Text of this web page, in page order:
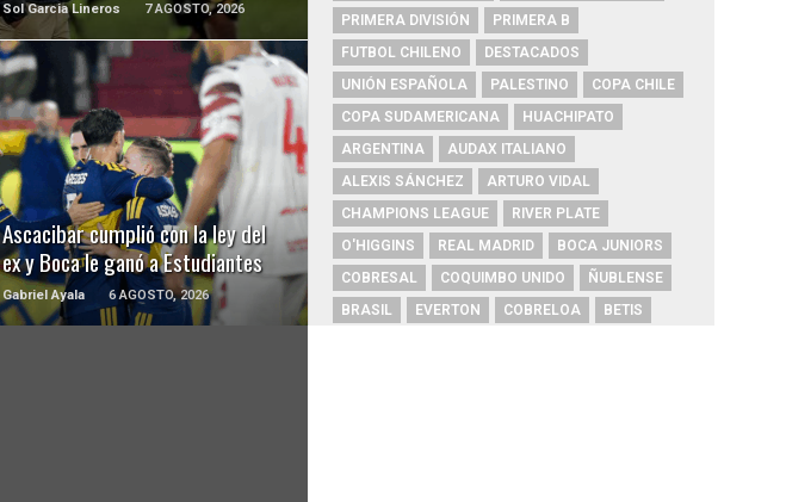
Sol Garcia Lineros 7 AGOSTO, 2026
Ascacibar cumplió con la ley del
ex y Boca le ganó a Estudiantes
Gabriel Ayala 6 AGOSTO, 2026
LEER MÁS
PRIMERA DIVISIÓN
PRIMERA B
FUTBOL CHILENO
DESTACADOS
UNIÓN ESPAÑOLA
PALESTINO
COPA CHILE
COPA SUDAMERICANA
HUACHIPATO
ARGENTINA
AUDAX ITALIANO
ALEXIS SÁNCHEZ
ARTURO VIDAL
CHAMPIONS LEAGUE
RIVER PLATE
O'HIGGINS
REAL MADRID
BOCA JUNIORS
COBRESAL
COQUIMBO UNIDO
ÑUBLENSE
BRASIL
EVERTON COBRELOA
BETIS